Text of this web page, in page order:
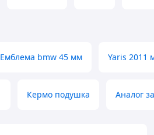
Емблема bmw 45 мм Yaris 2011
Кермо подушка Аналог